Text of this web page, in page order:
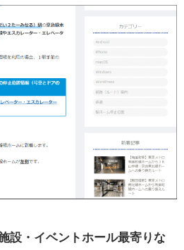
設・イベントホール最寄りな